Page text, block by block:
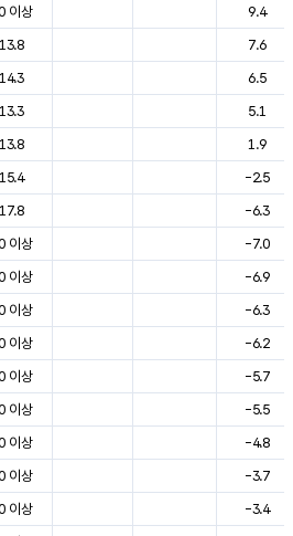
이상
9.4
13.8
7.6
14.3
6.5
13.3
5.1
13.8
1.9
15.4
-2.5
17.8
-6.3
이상
-7.0
이상
-6.9
이상
-6.3
이상
-6.2
이상
-5.7
이상
-5.5
이상
-4.8
이상
-3.7
이상
-3.4